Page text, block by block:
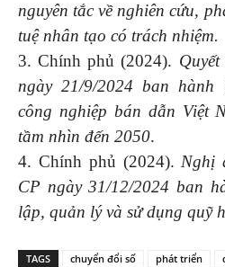
nguyên tắc về nghiên cứu,
tuệ nhân tạo có trách nhiệm.
3. Chính phủ (2024).
ngày 21/9/2024 ban hành
công nghiệp bán dẫn Việt
tầm nhìn đến 2050.
4. Chính phủ (2024). Nghị
CP ngày 31/12/2024 ban
lập, quản lý và sử dụng quỹ
TAGS chuyển đổi số phát triển